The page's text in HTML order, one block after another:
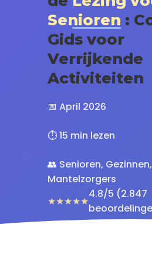
Senioren :
Gids voor
Verrijkende
Activiteiten
📅 April 2026
⏱️ 15 min lezen
👥 Senioren, Gezinnen,
Mantelzorgers
★★★★★
4.8/5 (2.847